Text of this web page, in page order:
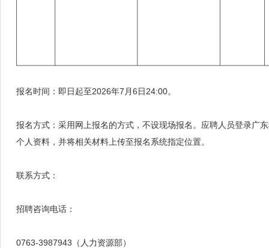
报名时间：即日起至2026年7月6日24:00。
报名方式：采用网上报名的方式，不设现场报名。应聘人员登录广
个人资料，并将相关材料上传至报名系统指定位置。
联系方式：
招聘咨询电话：
0763-3987943（人力资源部）